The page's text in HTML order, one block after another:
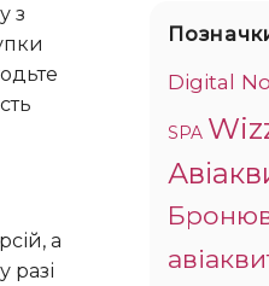
з
разі
Digital
SPA